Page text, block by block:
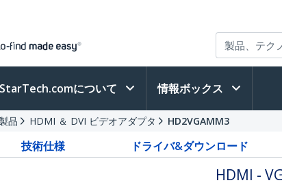
StarTech.comについて 情報ボックス
品 HDMI ＆ DVI ビデオアダプタ HD2VGAMM3
技術仕様 ドライバ&ダウンロード
HDMI -